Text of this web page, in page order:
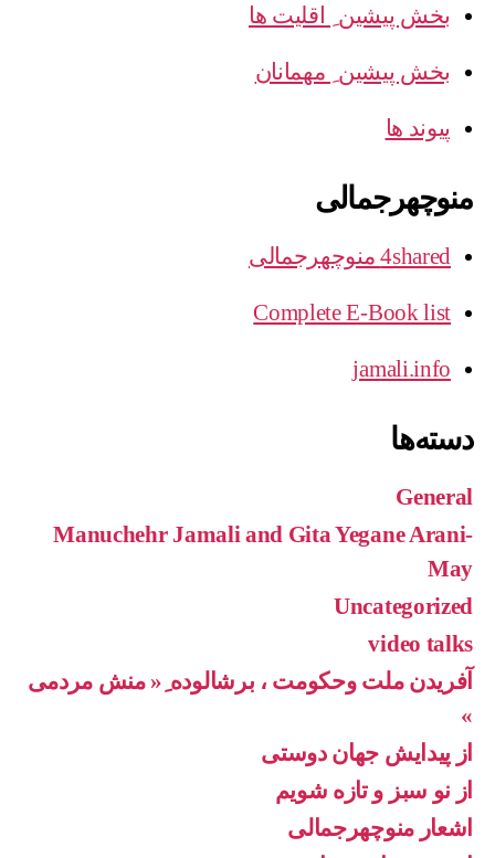
بخش پیشین ِ اقلیت ها
بخش پیشین ِ مهمانان
پیوند ها
منوچهرجمالی
4shared منوچهرجمالی
Complete E-Book list
jamali.info
دسته‌ها
General
Manuchehr Jamali and Gita Yegane Arani-
May
Uncategorized
video talks
آفریدن ملت وحکومت ، برشالوده ِ« منش مردمی
»
از پیدایش جهان دوستی
از نو سبز و تازه شویم
اشعار منوچهرجمالی